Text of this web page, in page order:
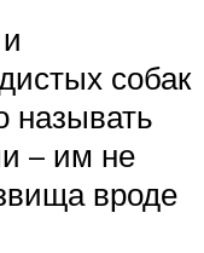
собак
называть
– им не
вроде